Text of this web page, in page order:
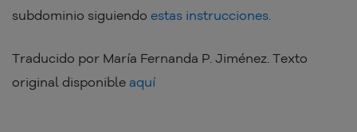
subdominio siguiendo estas instrucciones.
Traducido por María Fernanda P. Jiménez. Texto
original disponible aquí